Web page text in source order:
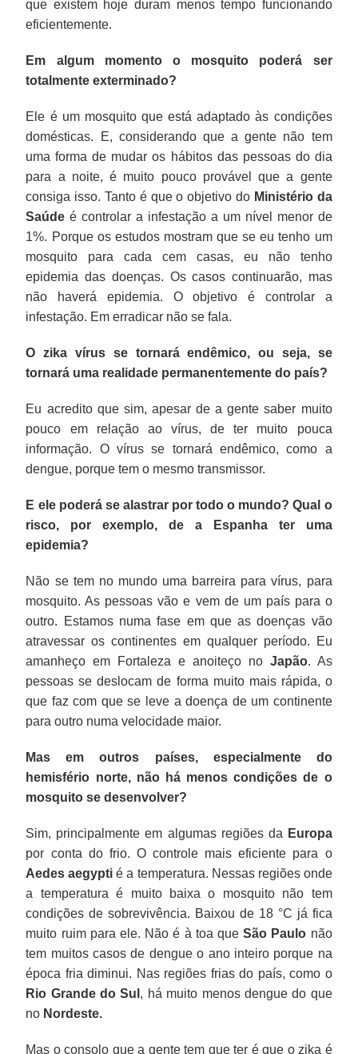
que existem hoje duram menos tempo funcionando
eficientemente.
Em algum momento o mosquito poderá ser
totalmente exterminado?
Ele é um mosquito que está adaptado às condições
domésticas. E, considerando que a gente não tem
uma forma de mudar os hábitos das pessoas do dia
para a noite, é muito pouco provável que a gente
consiga isso. Tanto é que o objetivo do Ministério da
Saúde é controlar a infestação a um nível menor de
1%. Porque os estudos mostram que se eu tenho um
mosquito para cada cem casas, eu não tenho
epidemia das doenças. Os casos continuarão, mas
não haverá epidemia. O objetivo é controlar a
infestação. Em erradicar não se fala.
O zika vírus se tornará endêmico, ou seja, se
tornará uma realidade permanentemente do país?
Eu acredito que sim, apesar de a gente saber muito
pouco em relação ao vírus, de ter muito pouca
informação. O vírus se tornará endêmico, como a
dengue, porque tem o mesmo transmissor.
E ele poderá se alastrar por todo o mundo? Qual o
risco, por exemplo, de a Espanha ter uma
epidemia?
Não se tem no mundo uma barreira para vírus, para
mosquito. As pessoas vão e vem de um país para o
outro. Estamos numa fase em que as doenças vão
atravessar os continentes em qualquer período. Eu
amanheço em Fortaleza e anoiteço no Japão. As
pessoas se deslocam de forma muito mais rápida, o
que faz com que se leve a doença de um continente
para outro numa velocidade maior.
Mas em outros países, especialmente do
hemisfério norte, não há menos condições de o
mosquito se desenvolver?
Sim, principalmente em algumas regiões da Europa
por conta do frio. O controle mais eficiente para o
Aedes aegypti é a temperatura. Nessas regiões onde
a temperatura é muito baixa o mosquito não tem
condições de sobrevivência. Baixou de 18 °C já fica
muito ruim para ele. Não é à toa queSão Paulo não
tem muitos casos de dengue o ano inteiro porque na
época fria diminui. Nas regiões frias do país, como o
Rio Grande do Sul , há muito menos dengue do que
no Nordeste.
Mas o consolo que a gente tem que ter é que o zika é